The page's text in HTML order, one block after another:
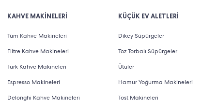
KAHVE MAKİNELERİ
Tüm Kahve Makineleri
Filtre Kahve Makineleri
Türk Kahve Makineleri
Espresso Makineleri
Delonghi Kahve Makineleri
KÜÇÜK EV ALETLERİ
Dikey Süpürgeler
Toz Torbalı Süpürgeler
Ütüler
Hamur Yoğurma Makineleri
Tost Makineleri